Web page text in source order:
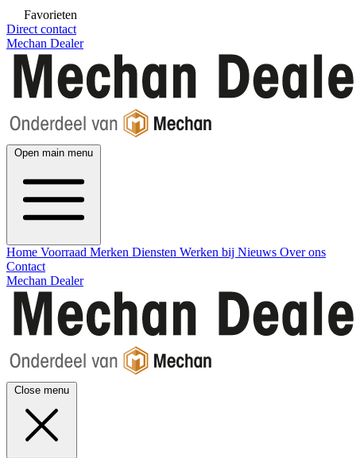
Favorieten
Direct contact
Mechan Dealer
Open main menu
Home Voorraad Merken Diensten Werken bij Nieuws Over ons
Contact
Mechan Dealer
Close menu